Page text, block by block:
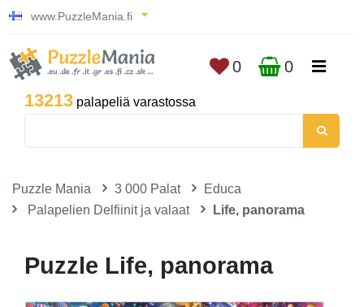
www.PuzzleMania.fi
13213 palapeliä varastossa
0 0
Puzzle Mania 3 000 Palat
Educa
Palapelien Delfiinit ja valaat
Life, panorama
Puzzle Life, panorama